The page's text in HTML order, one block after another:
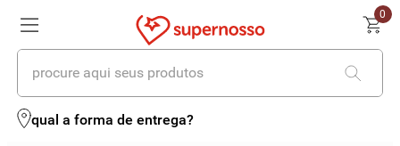
0
procure aqui seus produtos
qual a forma de entrega?
termos mais buscados